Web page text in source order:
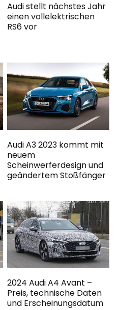
Audi stellt nächstes Jahr
einen vollelektrischen
RS6 vor
Audi A3 2023 kommt mit
neuem
Scheinwerferdesign und
geändertem Stoßfänger
2024 Audi A4 Avant –
Preis, technische Daten
und Erscheinungsdatum